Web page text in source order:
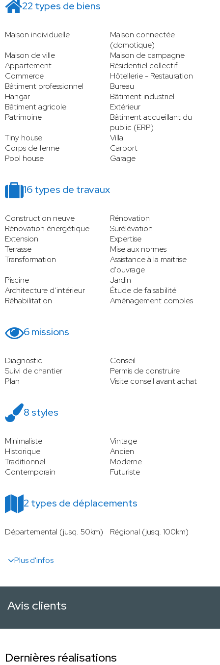
22 types de biens
Maison individuelle
Maison connectée
(domotique)
Maison de ville
Maison de campagne
Appartement
Résidentiel collectif
Commerce
Hôtellerie - Restauration
Bâtiment professionnel
Bureau
Hangar
Bâtiment industriel
Bâtiment agricole
Extérieur
Patrimoine
Bâtiment accueillant du
public (ERP)
Tiny house
Villa
Corps de ferme
Carport
Pool house
Garage
16 types de travaux
Construction neuve
Rénovation
Rénovation énergétique
Surélévation
Extension
Expertise
Terrasse
Mise aux normes
Transformation
Assistance à la maitrise
d'ouvrage
Piscine
Jardin
Architecture d’intérieur
Étude de faisabilité
Réhabilitation
Aménagement combles
6 missions
Diagnostic
Conseil
Suivi de chantier
Permis de construire
Plan
Visite conseil avant achat
8 styles
Minimaliste
Vintage
Historique
Ancien
Traditionnel
Moderne
Contemporain
Futuriste
2 types de déplacements
Départemental (jusq. 50km) Régional (jusq. 100km)
Plus d'infos
Avis clients
Dernières réalisations